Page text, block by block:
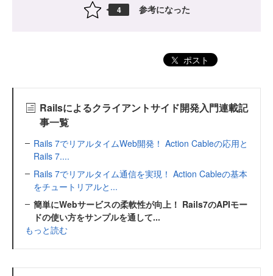
4 参考になった
ポスト
Railsによるクライアントサイド開発入門連載記
事一覧
Rails 7でリアルタイムWeb開発！ Action Cableの応用と
Rails 7....
Rails 7でリアルタイム通信を実現！ Action Cableの基本
をチュートリアルと...
簡単にWebサービスの柔軟性が向上！ Rails7のAPIモー
ドの使い方をサンプルを通して...
もっと読む